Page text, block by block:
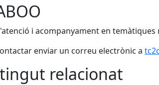
i acompanyament en
enviar un correu electrònic a
relacionat